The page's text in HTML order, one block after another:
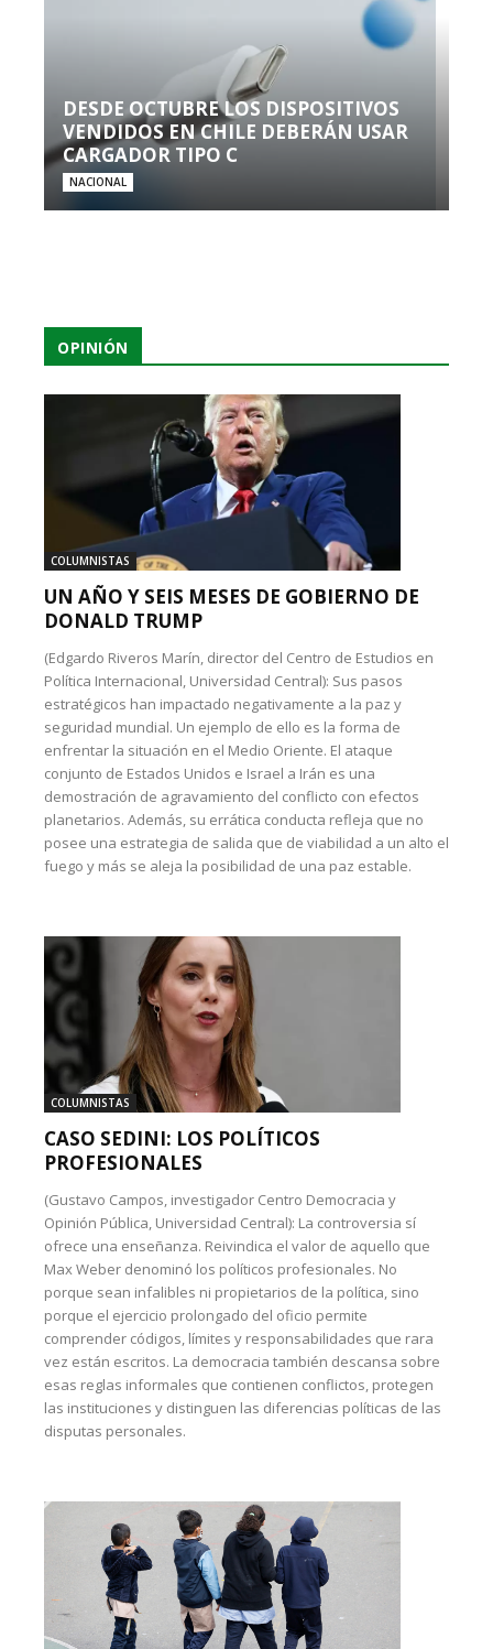
DESDE OCTUBRE LOS DISPOSITIVOS
VENDIDOS EN CHILE DEBERÁN USAR
CARGADOR TIPO C
NACIONAL
OPINIÓN
COLUMNISTAS
UN AÑO Y SEIS MESES DE GOBIERNO DE
DONALD TRUMP
(Edgardo Riveros Marín, director del Centro de Estudios en
Política Internacional, Universidad Central): Sus pasos
estratégicos han impactado negativamente a la paz y
seguridad mundial. Un ejemplo de ello es la forma de
enfrentar la situación en el Medio Oriente. El ataque
conjunto de Estados Unidos e Israel a Irán es una
demostración de agravamiento del conflicto con efectos
planetarios. Además, su errática conducta refleja que no
posee una estrategia de salida que de viabilidad a un alto el
fuego y más se aleja la posibilidad de una paz estable.
COLUMNISTAS
CASO SEDINI: LOS POLÍTICOS
PROFESIONALES
(Gustavo Campos, investigador Centro Democracia y
Opinión Pública, Universidad Central): La controversia sí
ofrece una enseñanza. Reivindica el valor de aquello que
Max Weber denominó los políticos profesionales. No
porque sean infalibles ni propietarios de la política, sino
porque el ejercicio prolongado del oficio permite
comprender códigos, límites y responsabilidades que rara
vez están escritos. La democracia también descansa sobre
esas reglas informales que contienen conflictos, protegen
las instituciones y distinguen las diferencias políticas de las
disputas personales.